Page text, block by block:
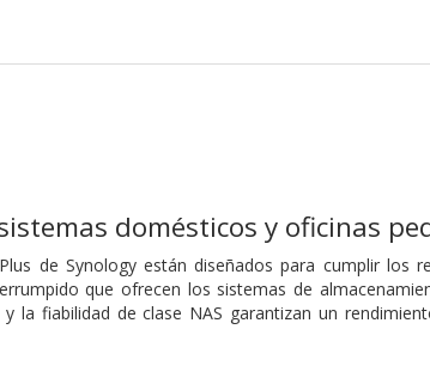
domésticos y oficinas
de Synology están diseñados para cumplir los
que ofrecen los sistemas de
y la fiabilidad de clase NAS garantizan un